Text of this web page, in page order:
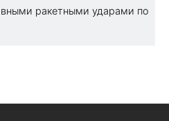
ракетными ударами по